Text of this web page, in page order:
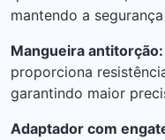
mantendo a
Mangueira antitorção:
proporciona
garantindo maior
Adaptador com